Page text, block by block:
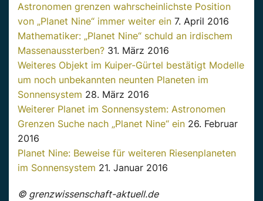
Astronomen grenzen wahrscheinlichste Position
von „Planet Nine“ immer weiter ein 7. April 2016
Mathematiker: „Planet Nine“ schuld an irdischem
Massenaussterben? 31. März 2016
Weiteres Objekt im Kuiper-Gürtel bestätigt Modelle
um noch unbekannten neunten Planeten im
Sonnensystem 28. März 2016
Weiterer Planet im Sonnensystem: Astronomen
Grenzen Suche nach „Planet Nine“ ein 26. Februar
2016
Planet Nine: Beweise für weiteren Riesenplaneten
im Sonnensystem 21. Januar 2016
© grenzwissenschaft-aktuell.de